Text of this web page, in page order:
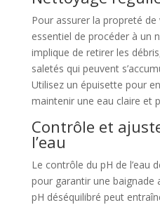
Pour assurer la propreté
essentiel de procéder à un
implique de retirer les
saletés qui peuvent
Utilisez un épuisette pour
maintenir une eau claire et
Contrôle et
l’eau
Le contrôle du pH de l’eau
pour garantir une baignade
pH déséquilibré peut